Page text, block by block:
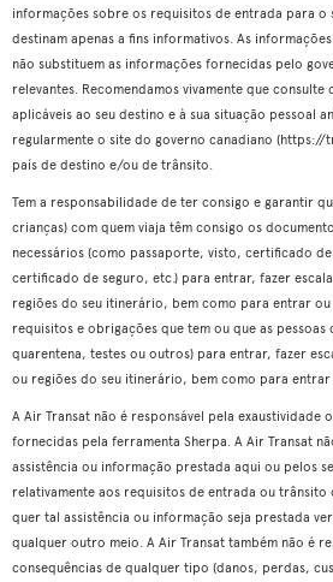
informações sobre os requisitos de entrada para o
destinam apenas a fins informativos. As
não substituem as informações fornecidas pelo
relevantes. Recomendamos vivamente que
aplicáveis ao seu destino e à sua situação pessoal
regularmente o site do governo canadiano
país de destino e/ou de trânsito.
Tem a responsabilidade de ter consigo e garantir
crianças) com quem viaja têm consigo os
necessários (como passaporte, visto, certificado
certificado de seguro, etc.) para entrar, fazer
regiões do seu itinerário, bem como para entrar
requisitos e obrigações que tem ou que as pessoas
quarentena, testes ou outros) para entrar, fazer
ou regiões do seu itinerário, bem como para
A Air Transat não é responsável pela exaustividade
fornecidas pela ferramenta Sherpa. A Air Transat
assistência ou informação prestada aqui ou pelos
relativamente aos requisitos de entrada ou trânsito
quer tal assistência ou informação seja prestada
qualquer outro meio. A Air Transat também não é
consequências de qualquer tipo (danos, perdas,